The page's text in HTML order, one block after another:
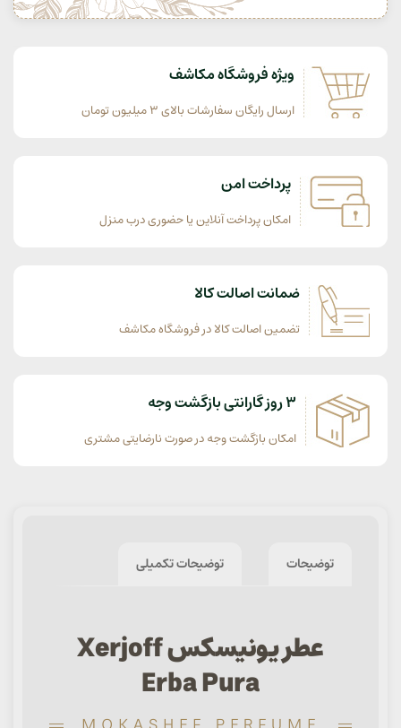
ویژه فروشگاه مکاشف
ارسال رایگان سفارشات بالای 3 میلیون تومان
پرداخت امن
امکان پرداخت آنلاین یا حضوری درب منزل
ضمانت اصالت کالا
تضمین اصالت کالا در فروشگاه مکاشف
3 روز گارانتی بازگشت وجه
امکان بازگشت وجه در صورت نارضایتی مشتری
توضیحات توضیحات تکمیلی
عطر یونیسکس Xerjoff
Erba Pura